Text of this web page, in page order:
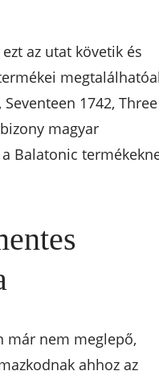
az utat követik és
1742, Three
magyar
Balatonic
már nem meglepő,
ahhoz az